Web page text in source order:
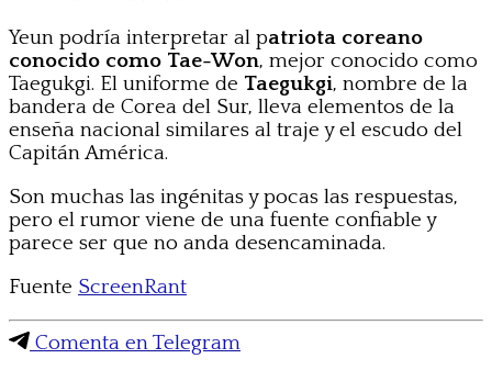
Yeun podría interpretar al patriota coreano
conocido como Tae-Won, mejor conocido como
Taegukgi. El uniforme de Taegukgi, nombre de la
bandera de Corea del Sur, lleva elementos de la
enseña nacional similares al traje y el escudo del
Capitán América.
Son muchas las ingénitas y pocas las respuestas,
pero el rumor viene de una fuente confiable y
parece ser que no anda desencaminada.
Fuente ScreenRant
Comenta en Telegram